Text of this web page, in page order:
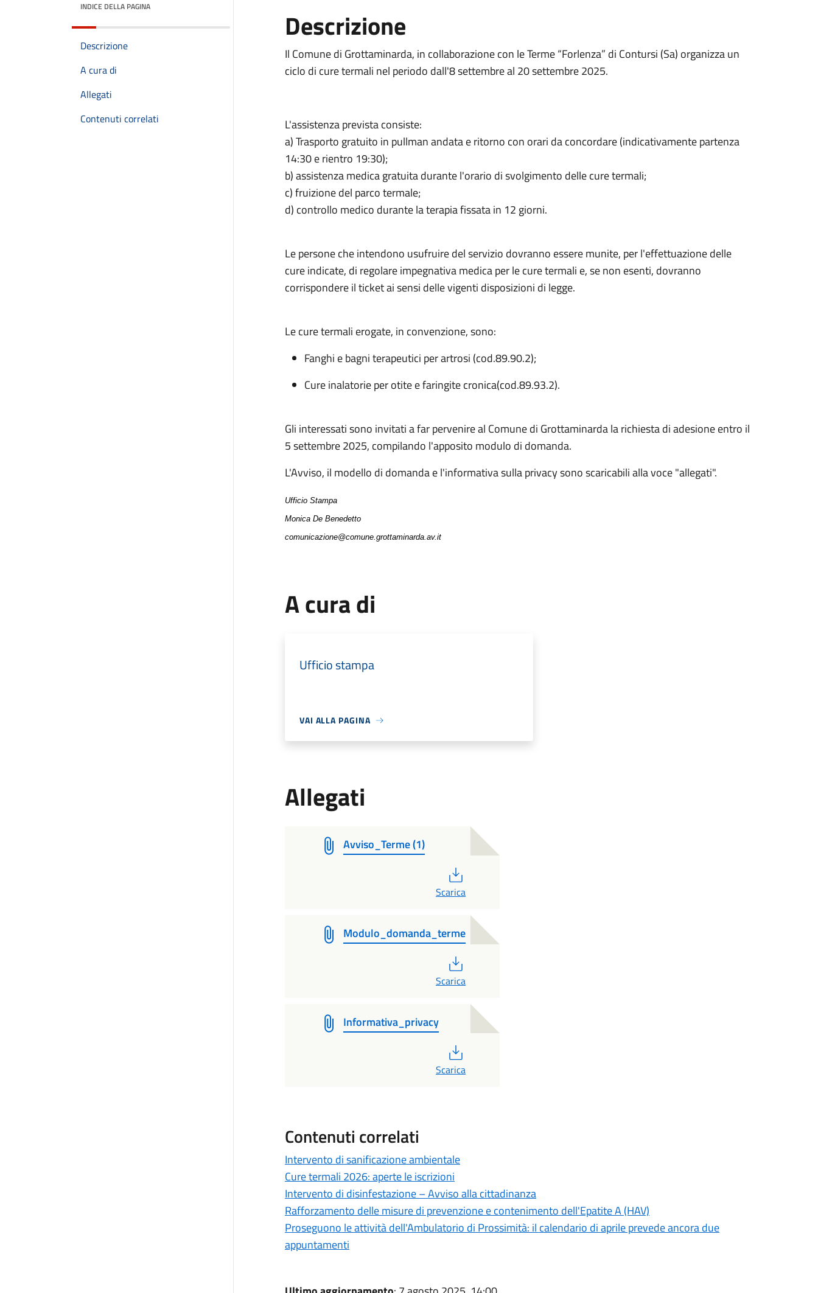
INDICE DELLA PAGINA
Descrizione
A cura di
Allegati
Contenuti correlati
Descrizione
Il Comune di Grottaminarda, in collaborazione con le Terme “Forlenza” di Contursi (Sa) organizza un
ciclo di cure termali nel periodo dall'8 settembre al 20 settembre 2025.
L'assistenza prevista consiste:
a) Trasporto gratuito in pullman andata e ritorno con orari da concordare (indicativamente partenza
14:30 e rientro 19:30);
b) assistenza medica gratuita durante l'orario di svolgimento delle cure termali;
c) fruizione del parco termale;
d) controllo medico durante la terapia fissata in 12 giorni.
Le persone che intendono usufruire del servizio dovranno essere munite, per l'effettuazione delle
cure indicate, di regolare impegnativa medica per le cure termali e, se non esenti, dovranno
corrispondere il ticket ai sensi delle vigenti disposizioni di legge.
Le cure termali erogate, in convenzione, sono:
Fanghi e bagni terapeutici per artrosi (cod.89.90.2);
Cure inalatorie per otite e faringite cronica(cod.89.93.2).
Gli interessati sono invitati a far pervenire al Comune di Grottaminarda la richiesta di adesione entro il
5 settembre 2025, compilando l'apposito modulo di domanda.
L'Avviso, il modello di domanda e l'informativa sulla privacy sono scaricabili alla voce "allegati".
Ufficio Stampa
Monica De Benedetto
comunicazione@comune.grottaminarda.av.it
A cura di
Ufficio stampa
VAI ALLA PAGINA
Allegati
Avviso_Terme (1)
Scarica
Modulo_domanda_terme
Scarica
Informativa_privacy
Scarica
Contenuti correlati
Intervento di sanificazione ambientale
Cure termali 2026: aperte le iscrizioni
Intervento di disinfestazione – Avviso alla cittadinanza
Rafforzamento delle misure di prevenzione e contenimento dell'Epatite A (HAV)
Proseguono le attività dell'Ambulatorio di Prossimità: il calendario di aprile prevede ancora due
appuntamenti